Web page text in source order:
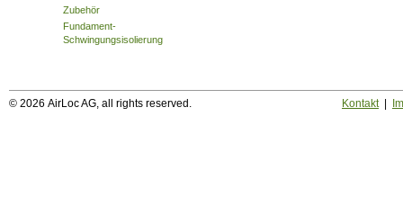
Zubehör
Fundament-
Schwingungsisolierung
© 2026 AirLoc AG, all rights reserved. Kontakt|